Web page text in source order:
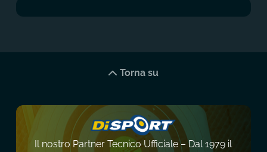
Torna su
Il nostro Partner Tecnico Ufficiale – Dal 1979 il